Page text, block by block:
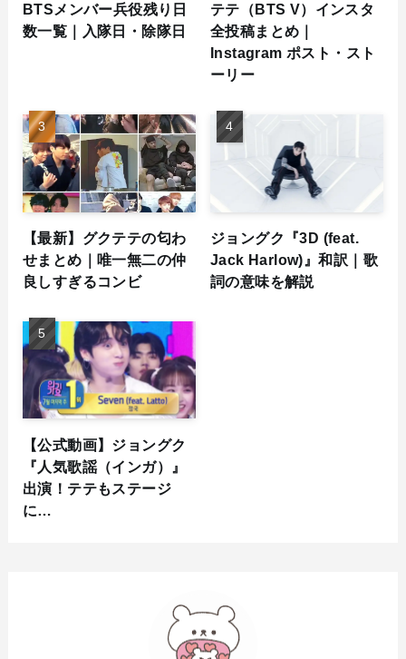
BTSメンバー兵役残り日
数一覧｜入隊日・除隊日
テテ（BTS V）インスタ
全投稿まとめ｜
Instagram ポスト・スト
ーリー
【最新】グクテテの匂わ
せまとめ｜唯一無二の仲
良しすぎるコンビ
ジョングク『3D (feat.
Jack Harlow)』和訳｜歌
詞の意味を解説
【公式動画】ジョングク
『人気歌謡（インガ）』
出演！テテもステージ
に…